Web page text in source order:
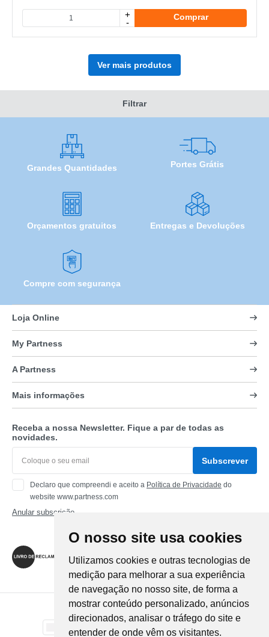
O nosso site usa cookies
Utilizamos cookies e outras tecnologias de
medição para melhorar a sua experiência
de navegação no nosso site, de forma a
mostrar conteúdo personalizado, anúncios
direcionados, analisar o tráfego do site e
entender de onde vêm os visitantes.
+
-
Comprar
Ver mais produtos
Filtrar
Grandes Quantidades Portes Grátis
Orçamentos gratuitos Entregas e Devoluções
Compre com segurança
Loja Online
My Partness
A Partness
Mais informações
Receba a nossa Newsletter. Fique a par de todas as
novidades.
Subscrever
Declaro que compreendi e aceito a Política de Privacidade do
website www.partness.com
Anular subscrição
Siga-nos
Método de Pagamento